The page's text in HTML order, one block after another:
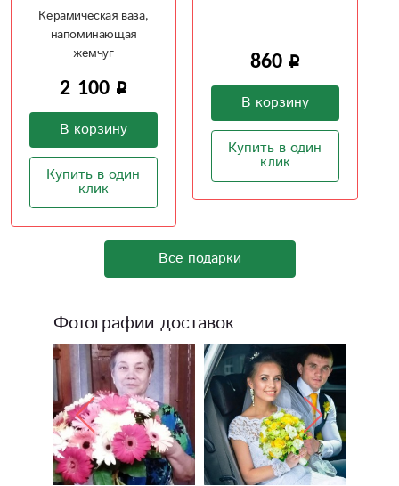
860
Купить в один
клик
Купить в один
клик
Все подарки
Фотографии доставок